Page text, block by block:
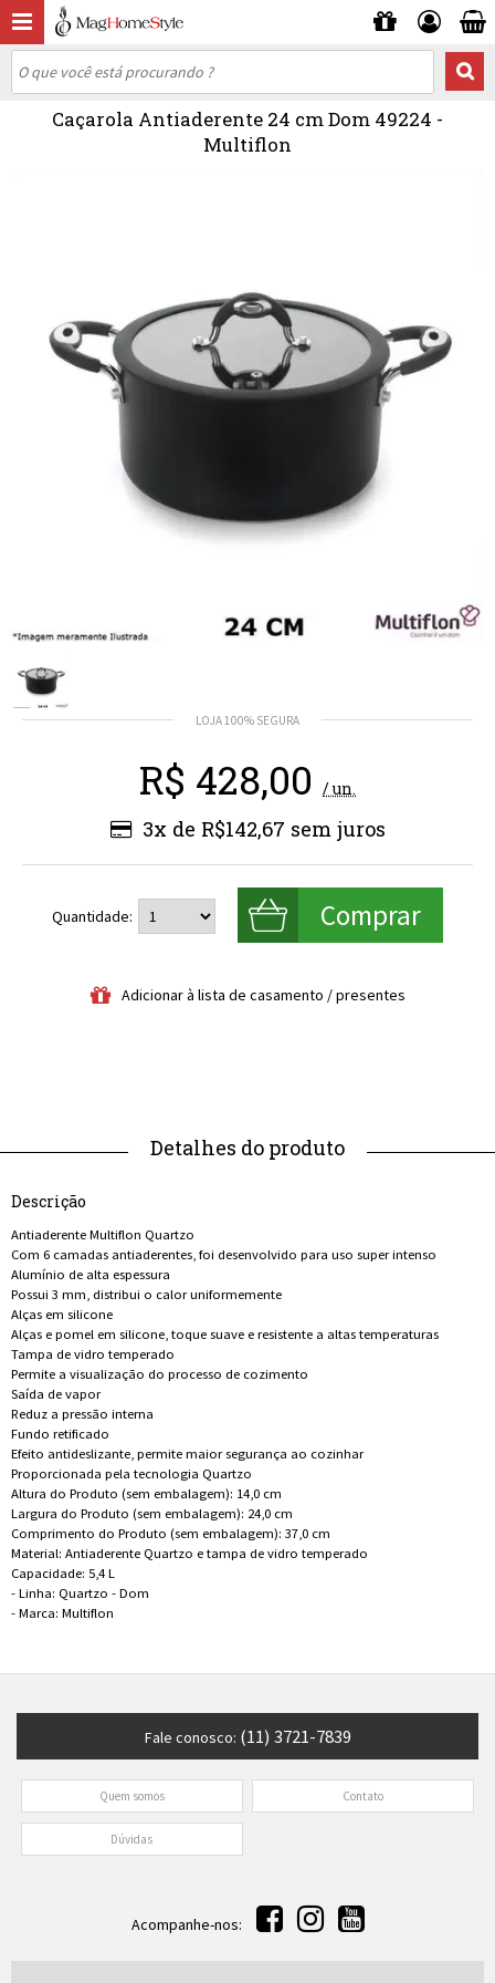
Caçarola Antiaderente 24 cm Dom 49224 -
Multiflon
R$ 428,00 / un.
3x de R$142,67
Quantidade:
Descrição
Antiaderente Multiflon Quartzo
Com 6 camadas antiaderentes, foi desenvolvido para uso super intenso
Alumínio de alta espessura
Possui 3 mm, distribui o calor uniformemente
Alças em silicone
Alças e pomel em silicone, toque suave e resistente a altas temperaturas
Tampa de vidro temperado
Permite a visualização do processo de cozimento
Saída de vapor
Reduz a pressão interna
Fundo retificado
Efeito antideslizante, permite maior segurança ao cozinhar
Proporcionada pela tecnologia Quartzo
Altura do Produto (sem embalagem): 14,0 cm
Largura do Produto (sem embalagem): 24,0 cm
Comprimento do Produto (sem embalagem): 37,0 cm
Material: Antiaderente Quartzo e tampa de vidro temperado
Capacidade: 5,4 L
- Linha: Quartzo - Dom
- Marca: Multiflon
Fale conosco: (11) 3721-7839
Quem somos Contato
Dúvidas
Acompanhe-nos: